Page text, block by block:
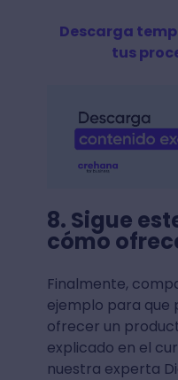
Descarga
tus
8. Sigue
cómo
Finalmente,
ejemplo para que
ofrecer un
explicado en el
nuestra experta